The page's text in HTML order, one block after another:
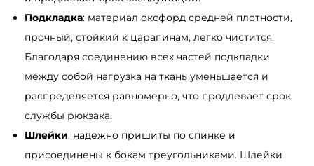
b
a
g
A
c
t
i
v
Подкладка: материал оксфорд средней плотности,
прочный, стойкий к царапинам, легко чистится.
Благодаря соединению всех частей подкладки
между собой нагрузка на ткань уменьшается и
распределяется равномерно, что продлевает срок
службы рюкзака.
Шлейки: надежно пришиты по спинке и
присоединены к бокам треугольниками. Шлейки